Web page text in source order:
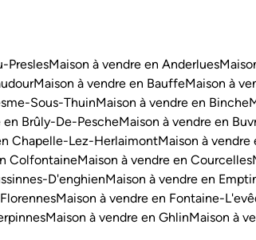
PreslesMaison à vendre en Anderlues
Maison à vendre en BauffeMaison à
Sous-ThuinMaison à vendre en Binche
en Brûly-De-PescheMaison à vendre en
Chapelle-Lez-HerlaimontMaison à vendre
ColfontaineMaison à vendre en Courcelles
D'enghienMaison à vendre en
Maison à vendre en Fontaine-
Maison à vendre en GhlinMaison à